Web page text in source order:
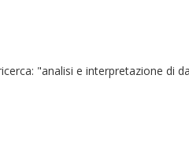
"analisi e interpretazione di